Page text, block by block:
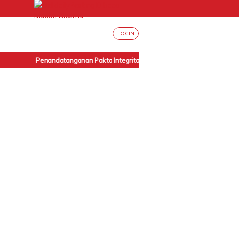
LOGIN
Penandatanganan Pakta Integritas Internal BPN Sumut